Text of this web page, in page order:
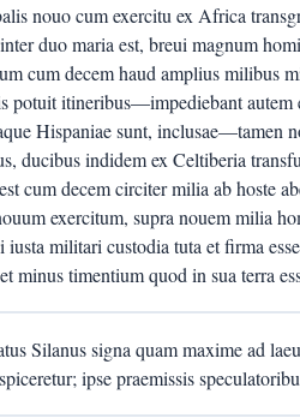
nouo cum exercitu ex Africa
duo maria est, breui magnum
cum decem haud amplius milibus
potuit itineribus—impediebant autem
Hispaniae sunt, inclusae—tamen
ducibus indidem ex Celtiberia
cum decem circiter milia ab hoste
exercitum, supra nouem milia
militari custodia tuta et firma
minus timentium quod in sua terra
Silanus signa quam maxime ad
ipse praemissis